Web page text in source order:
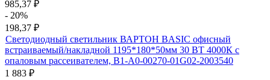
985,37 ₽
- 20%
198,37 ₽
Светодиодный светильник ВАРТОН BASIC офисный
встраиваемый/накладной 1195*180*50мм 30 ВТ 4000К с
опаловым рассеивателем, B1-A0-00270-01G02-2003540
1 883 ₽